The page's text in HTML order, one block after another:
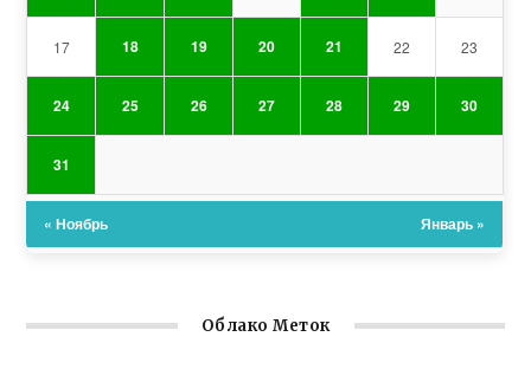
17 18 19 20 21 22 23
24 25 26 27 28 29 30
31
« Ноябрь Январь »
Облако Меток